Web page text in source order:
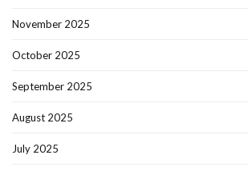
November 2025
October 2025
September 2025
August 2025
July 2025